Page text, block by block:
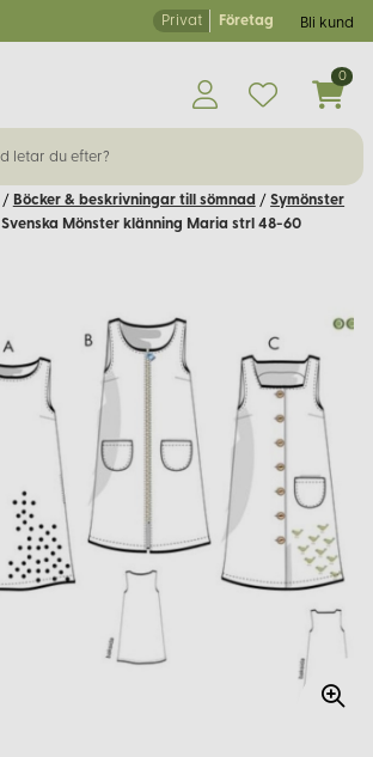
Privat Företag Bli kund
0
/ Böcker & beskrivningar till sömnad / Symönster
Svenska Mönster klänning Maria strl 48-60